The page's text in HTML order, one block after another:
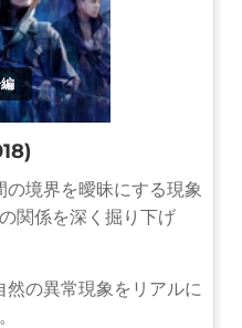
境界を曖昧にする現象
関係を深く掘り下げ
の異常現象をリアルに